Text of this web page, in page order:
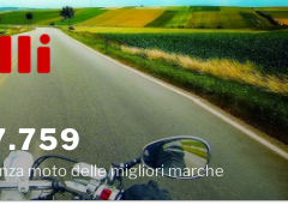
moto delle migliori marche